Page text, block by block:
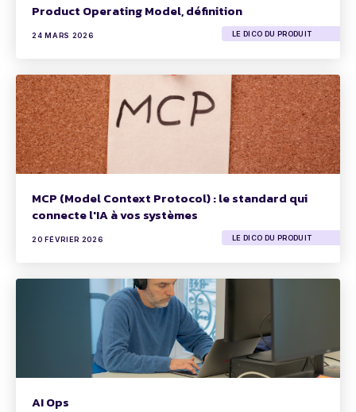
Product Operating Model, définition
24 MARS 2026 LE DICO DU PRODUIT
MCP (Model Context Protocol) : le standard qui
connecte l'IA à vos systèmes
20 FÉVRIER 2026 LE DICO DU PRODUIT
AI Ops